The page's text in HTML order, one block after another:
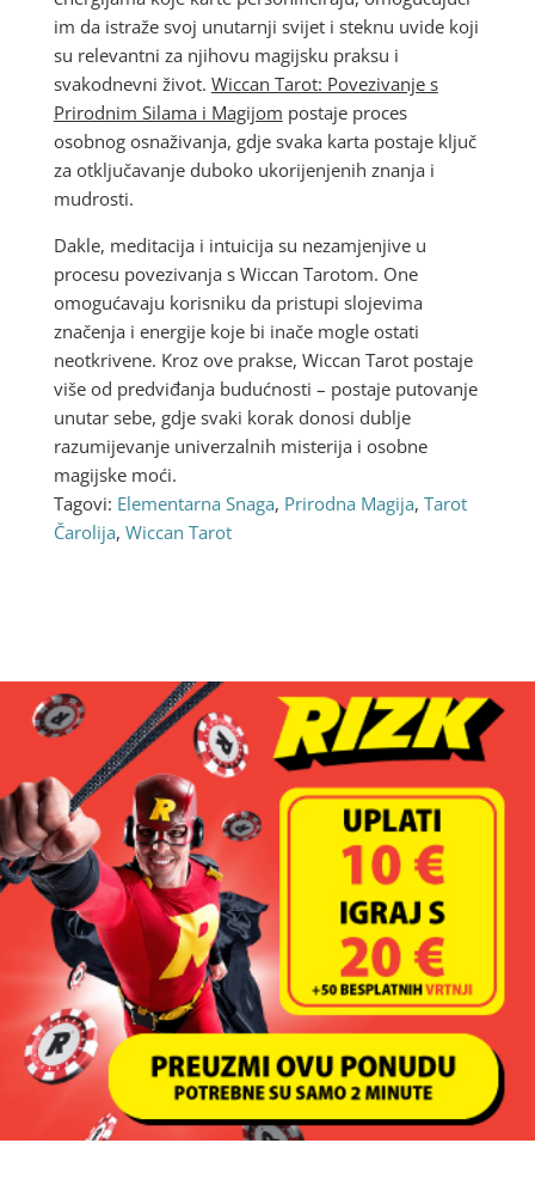
im da istraže svoj unutarnji svijet i steknu uvide koji
su relevantni za njihovu magijsku praksu i
svakodnevni život. Wiccan Tarot: Povezivanje s
Prirodnim Silama i Magijom postaje proces
osobnog osnaživanja, gdje svaka karta postaje ključ
za otključavanje duboko ukorijenjenih znanja i
mudrosti.
Dakle, meditacija i intuicija su nezamjenjive u
procesu povezivanja s Wiccan Tarotom. One
omogućavaju korisniku da pristupi slojevima
značenja i energije koje bi inače mogle ostati
neotkrivene. Kroz ove prakse, Wiccan Tarot postaje
više od predviđanja budućnosti – postaje putovanje
unutar sebe, gdje svaki korak donosi dublje
razumijevanje univerzalnih misterija i osobne
magijske moći.
Tagovi: Elementarna Snaga, Prirodna Magija, Tarot
Čarolija, Wiccan Tarot